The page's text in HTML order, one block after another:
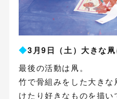
◆3月9日（土）大きな
最後の活動は凧。
竹で骨組みをした大き
けたり好きなものを描い